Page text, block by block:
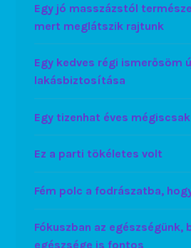
Egy jó masszázstól
mert meglátszik rajtunk
Egy kedves régi ismerősöm
lakásbiztosítása
Egy tizenhat éves
Ez a parti tökéletes volt
Fém polc a fodrászatba,
Fókuszban az egészségünk,
egészsége is fontos